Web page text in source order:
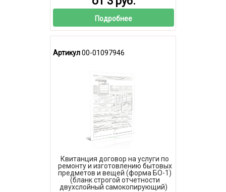
Подробнее
Артикул00-01097946
Квитанция договор на услуги по
ремонту и изготовлению бытовых
предметов и вещей (форма БО-1)
(бланк строгой отчетности
двухслойный самокопирующий)